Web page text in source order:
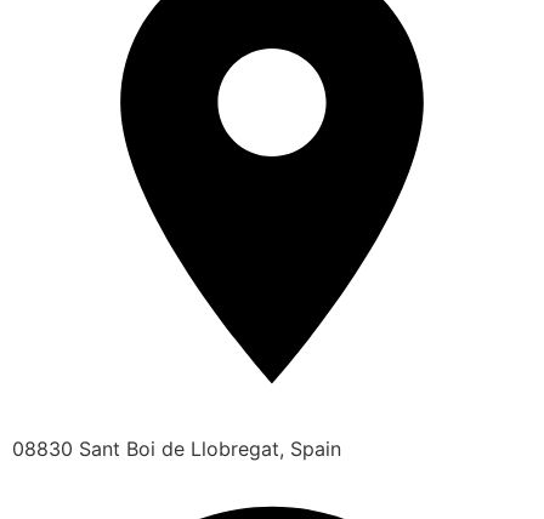
08830 Sant Boi de Llobregat, Spain